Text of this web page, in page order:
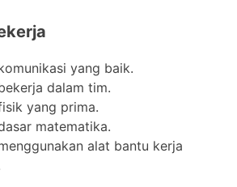
yang baik.
dalam tim.
yang prima.
matematika.
alat bantu kerja